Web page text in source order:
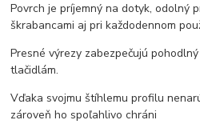
Povrch je príjemný na dotyk, odolný
škrabancami aj pri každodennom
Presné výrezy zabezpečujú
tlačidlám.
Vďaka svojmu štíhlemu profilu
zároveň ho spoľahlivo chráni